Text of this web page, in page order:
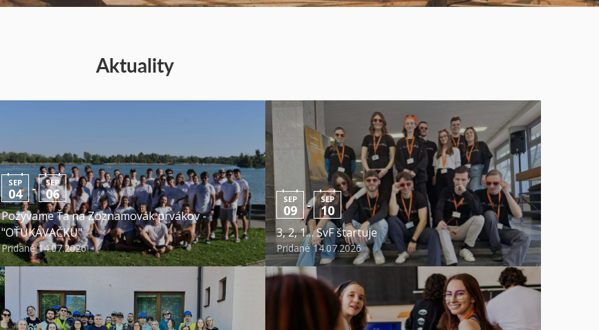
Aktuality
SEP
04 - SEP
06
Pozývame Ťa na Zoznamovák prvákov -
"OŤUKÁVAČKU"
Pridané 14.07.2026
SEP
09 - SEP
10
3, 2, 1… SvF štartuje
Pridané 14.07.2026